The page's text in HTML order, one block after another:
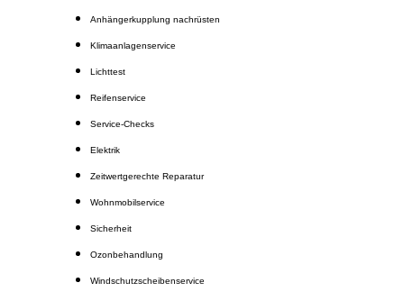
Anhängerkupplung nachrüsten
Klimaanlagenservice
Lichttest
Reifenservice
Service-Checks
Elektrik
Zeitwertgerechte Reparatur
Wohnmobilservice
Sicherheit
Ozonbehandlung
Windschutzscheibenservice